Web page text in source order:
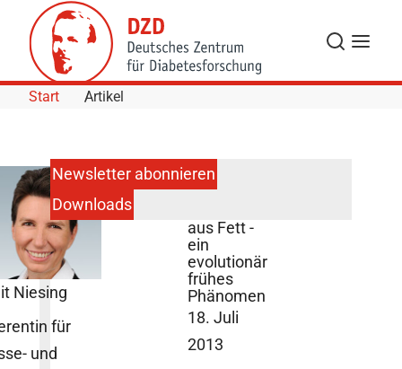
Skip to Content
Suche
Start Artikel
aus Fett -
ein
evolutionär
frühes
Phänomen
18. Juli
2013
Niesing
für
und
Newsletter abonnieren
Downloads